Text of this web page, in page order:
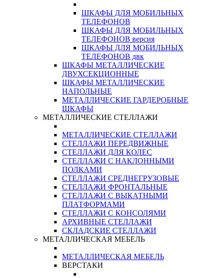
ШКАФЫ ДЛЯ МОБИЛЬНЫХ
ТЕЛЕФОНОВ
ШКАФЫ ДЛЯ МОБИЛЬНЫХ
ТЕЛЕФОНОВ версия
ШКАФЫ ДЛЯ МОБИЛЬНЫХ
ТЕЛЕФОНОВ двк
ШКАФЫ МЕТАЛЛИЧЕСКИЕ
ДВУХСЕКЦИОННЫЕ
ШКАФЫ МЕТАЛЛИЧЕСКИЕ
НАПОЛЬНЫЕ
МЕТАЛЛИЧЕСКИЕ ГАРДЕРОБНЫЕ
ШКАФЫ
МЕТАЛЛИЧЕСКИЕ СТЕЛЛАЖИ
МЕТАЛЛИЧЕСКИЕ СТЕЛЛАЖИ
СТЕЛЛАЖИ ПЕРЕДВИЖНЫЕ
СТЕЛЛАЖИ ДЛЯ КОЛЕС
СТЕЛЛАЖИ С НАКЛОННЫМИ
ПОЛКАМИ
СТЕЛЛАЖИ СРЕДНЕГРУЗОВЫЕ
СТЕЛЛАЖИ ФРОНТАЛЬНЫЕ
СТЕЛЛАЖИ С ВЫКАТНЫМИ
ПЛАТФОРМАМИ
СТЕЛЛАЖИ С КОНСОЛЯМИ
АРХИВНЫЕ СТЕЛЛАЖИ
СКЛАДСКИЕ СТЕЛЛАЖИ
МЕТАЛЛИЧЕСКАЯ МЕБЕЛЬ
МЕТАЛЛИЧЕСКАЯ МЕБЕЛЬ
ВЕРСТАКИ